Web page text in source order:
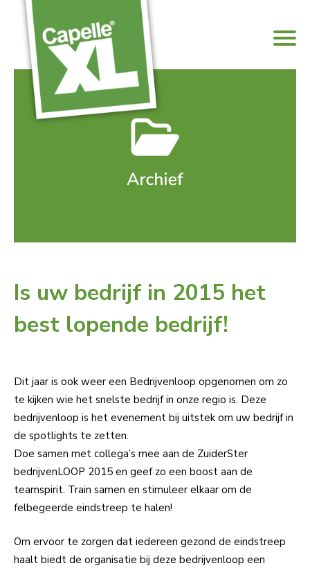
Is uw bedrijf in 2015 het
best lopende bedrijf!
Dit jaar is ook weer een Bedrijvenloop opgenomen om zo
te kijken wie het snelste bedrijf in onze regio is. Deze
bedrijvenloop is het evenement bij uitstek om uw bedrijf in
de spotlights te zetten.
Doe samen met collega’s mee aan de ZuiderSter
bedrijvenLOOP 2015 en geef zo een boost aan de
teamspirit. Train samen en stimuleer elkaar om de
felbegeerde eindstreep te halen!
Om ervoor te zorgen dat iedereen gezond de eindstreep
haalt biedt de organisatie bij deze bedrijvenloop een